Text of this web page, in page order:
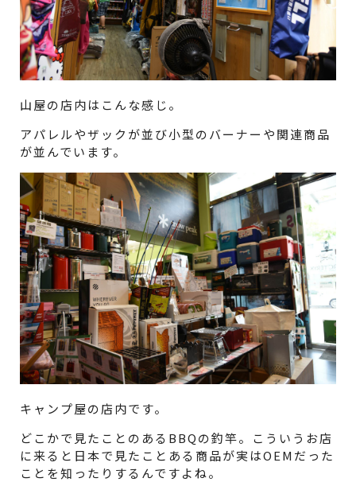
山屋の店内はこんな感じ。
アパレルやザックが並び小型のバーナーや関連商品
が並んでいます。
キャンプ屋の店内です。
どこかで見たことのあるBBQの釣竿。こういうお店
に来ると日本で見たことある商品が実はOEMだった
ことを知ったりするんですよね。